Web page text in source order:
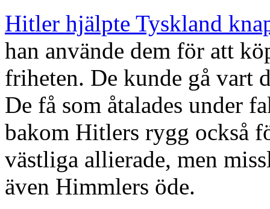
Hitler hjälpte Tyskland
han använde dem för att
friheten. De kunde gå vart
De få som åtalades under
bakom Hitlers rygg också
västliga allierade, men
även Himmlers öde.